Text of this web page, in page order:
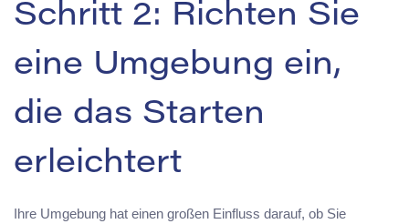
Schritt 2: Richten Sie
eine Umgebung ein,
die das Starten
erleichtert
Ihre Umgebung hat einen großen Einfluss darauf, ob Sie